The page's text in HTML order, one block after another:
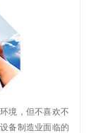
境，但不喜欢不
备制造业面临的